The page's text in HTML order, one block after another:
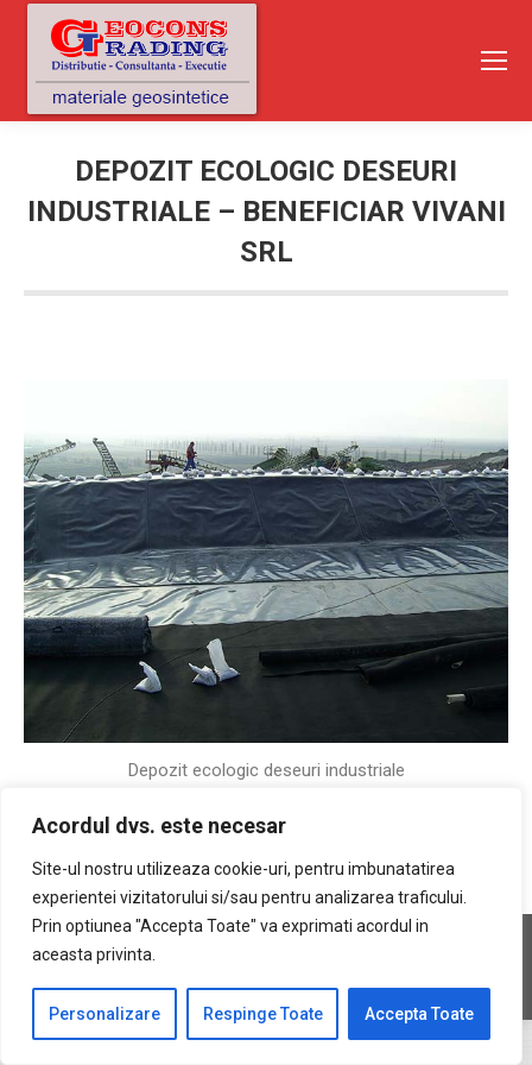
Acordul dvs. este necesar
Site-ul nostru utilizeaza cookie-uri, pentru imbunatatirea
experientei vizitatorului si/sau pentru analizarea traficului.
Prin optiunea "Accepta Toate" va exprimati acordul in
aceasta privinta.
Personalizare Respinge Toate Accepta Toate
DEPOZIT ECOLOGIC DESEURI
INDUSTRIALE – BENEFICIAR VIVANI
SRL
Depozit ecologic deseuri industriale
Copyright © 2026 Geocons Trading SRL
www.materiale-geosintetice.ro|www.depozite-ecologice.ro